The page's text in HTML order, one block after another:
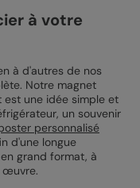
à votre
à d'autres de nos
Notre magnet
est une idée simple et
un souvenir
personnalisé
d'une longue
grand format, à
œuvre.